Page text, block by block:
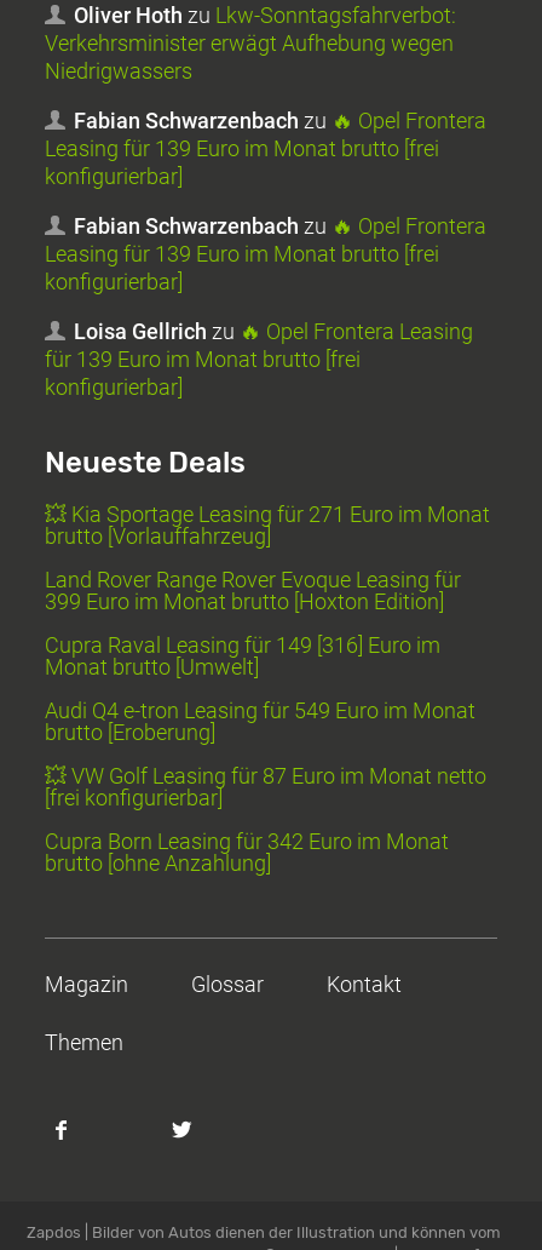
Oliver Hoth zu Lkw-Sonntagsfahrverbot:
Verkehrsminister erwägt Aufhebung wegen
Niedrigwassers
Fabian Schwarzenbach zu 🔥 Opel Frontera
Leasing für 139 Euro im Monat brutto [frei
konfigurierbar]
Fabian Schwarzenbach zu 🔥 Opel Frontera
Leasing für 139 Euro im Monat brutto [frei
konfigurierbar]
Loisa Gellrich zu 🔥 Opel Frontera Leasing
für 139 Euro im Monat brutto [frei
konfigurierbar]
Neueste Deals
💥 Kia Sportage Leasing für 271 Euro im Monat
brutto [Vorlauffahrzeug]
Land Rover Range Rover Evoque Leasing für
399 Euro im Monat brutto [Hoxton Edition]
Cupra Raval Leasing für 149 [316] Euro im
Monat brutto [Umwelt]
Audi Q4 e-tron Leasing für 549 Euro im Monat
brutto [Eroberung]
💥 VW Golf Leasing für 87 Euro im Monat netto
[frei konfigurierbar]
Cupra Born Leasing für 342 Euro im Monat
brutto [ohne Anzahlung]
Magazin Glossar Kontakt
Themen
Zapdos | Bilder von Autos dienen der Illustration und können vom